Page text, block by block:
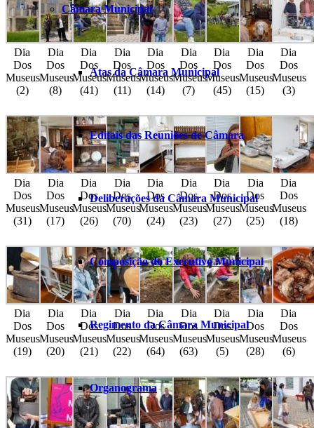
Câmara Municipal
Atas da Câmara Municipal
Editais das Reuniões de Câmara
Deliberações da Câmara Municipal
Composição do Executivo Municipal
Regimento da Câmara Municipal
Organograma
Dia
Dos
Museus
(2)
Dia
Dos
Museus
(8)
Dia
Dos
Museus
(41)
Dia
Dos
Museus
(11)
Dia
Dos
Museus
(14)
Dia
Dos
Museus
(7)
Dia
Dos
Museus
(45)
Dia
Dos
Museus
(15)
Dia
Dos
Museus
(3)
Dia
Dos
Museus
(31)
Dia
Dos
Museus
(17)
Dia
Dos
Museus
(26)
Dia
Dos
Museus
(70)
Dia
Dos
Museus
(24)
Dia
Dos
Museus
(23)
Dia
Dos
Museus
(27)
Dia
Dos
Museus
(25)
Dia
Dos
Museus
(18)
Dia
Dos
Museus
(19)
Dia
Dos
Museus
(20)
Dia
Dos
Museus
(21)
Dia
Dos
Museus
(22)
Dia
Dos
Museus
(64)
Dia
Dos
Museus
(63)
Dia
Dos
Museus
(5)
Dia
Dos
Museus
(28)
Dia
Dos
Museus
(6)